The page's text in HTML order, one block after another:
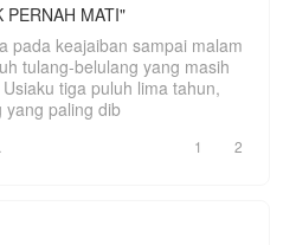
PERNAH MATI"
pada keajaiban sampai malam
tulang-belulang yang masih
yang paling dib
1 2